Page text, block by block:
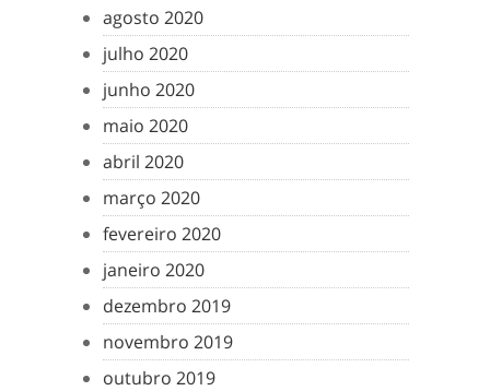
agosto 2020
julho 2020
junho 2020
maio 2020
abril 2020
março 2020
fevereiro 2020
janeiro 2020
dezembro 2019
novembro 2019
outubro 2019